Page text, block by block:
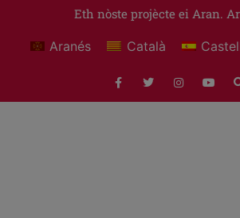
Eth nòste projècte ei Aran.
Aranés Català